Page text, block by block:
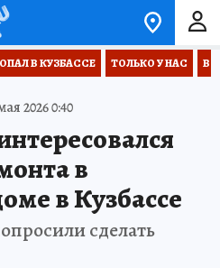
В КУЗБАССЕ ТОЛЬКО У НАС
2026 0:40
в
в Кузбассе
сделать